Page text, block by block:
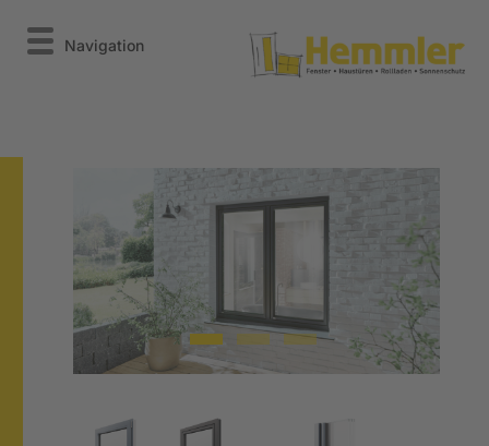
Navigation